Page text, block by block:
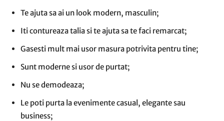
Te ajuta sa ai un look modern, masculin;
Iti contureaza talia si te ajuta sa te faci remarcat;
Gasesti mult mai usor masura potrivita pentru tine;
Sunt moderne si usor de purtat;
Nu se demodeaza;
Le poti purta la evenimente casual, elegante sau
business;